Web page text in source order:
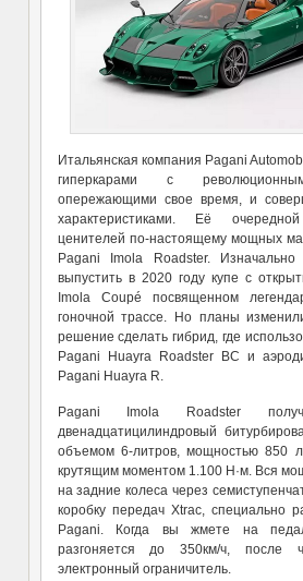
Итальянская компания Pagani
гиперкарами с
опережающими свое время, и
характеристиками. Её
ценителей по-настоящему мощных
Pagani Imola Roadster.
выпустить в 2020 году купе с
Imola Coupé посвященном
гоночной трассе. Но планы
решение сделать гибрид, где
Pagani Huayra Roadster BC и
Pagani Huayra R.
Pagani Imola Roadster
двенадцатицилиндровый
объемом 6-литров, мощностью 850
крутящим моментом 1.100 Н·м. Вся
на задние колеса через
коробку передач Xtrac, специально
Pagani. Когда вы жмете на
разгоняется до 350км/ч, после
электронный ограничитель.